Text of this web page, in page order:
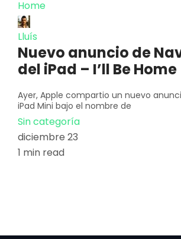
Lluís
Nuevo anuncio de
del iPad – I’ll Be Home
Ayer, Apple compartio un nuevo
iPad Mini bajo el nombre de
Sin categoría
diciembre 23
1 min read